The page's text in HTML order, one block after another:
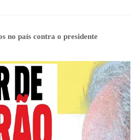
no país contra o presidente